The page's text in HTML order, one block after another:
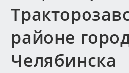
районе
Челябинска